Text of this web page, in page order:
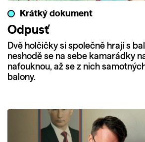
Krátký dokument
Odpusť
Dvě holčičky si společně hrají s
neshodě se na sebe kamarádky
nafouknou, až se z nich
balony.